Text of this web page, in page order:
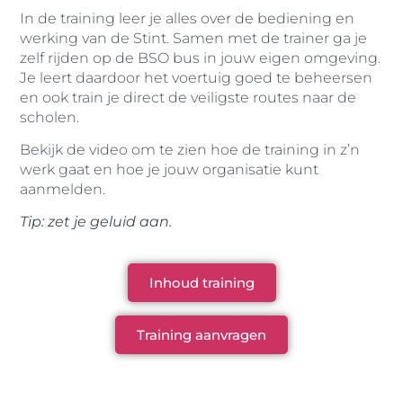
In de training leer je alles over de bediening en
werking van de Stint. Samen met de trainer ga je
zelf rijden op de BSO bus in jouw eigen omgeving.
Je leert daardoor het voertuig goed te beheersen
en ook train je direct de veiligste routes naar de
scholen.
Bekijk de video om te zien hoe de training in z’n
werk gaat en hoe je jouw organisatie kunt
aanmelden.
Tip: zet je geluid aan.
Inhoud training
Training aanvragen